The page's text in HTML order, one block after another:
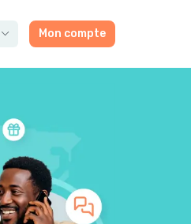
Mon compte